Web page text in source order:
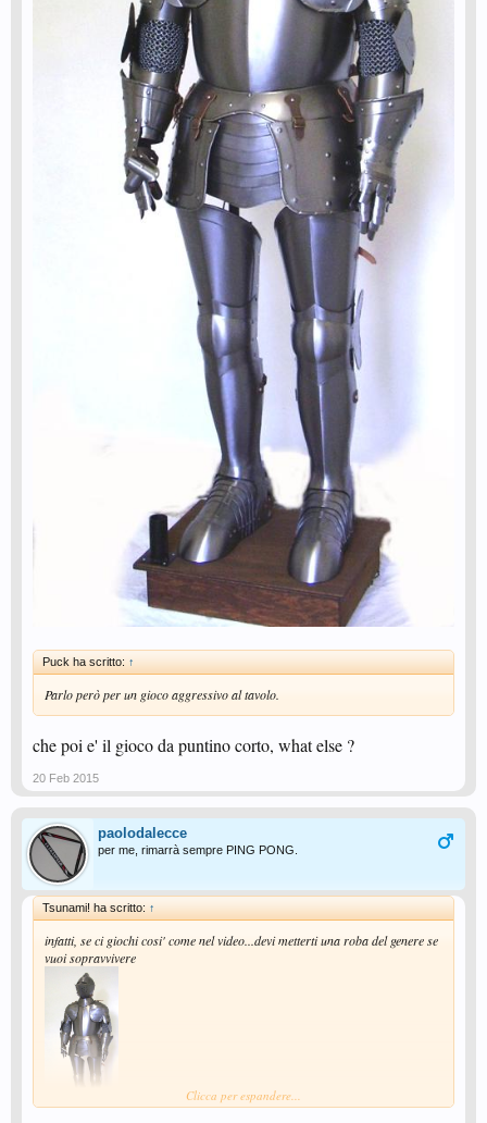
Puck ha scritto: ↑
Parlo però per un gioco aggressivo al tavolo.
che poi e' il gioco da puntino corto, what else ?
20 Feb 2015
paolodalecce
per me, rimarrà sempre PING PONG.
Tsunami! ha scritto: ↑
infatti, se ci giochi cosi' come nel video...devi metterti una roba del genere se
vuoi sopravvivere
Clicca per espandere...